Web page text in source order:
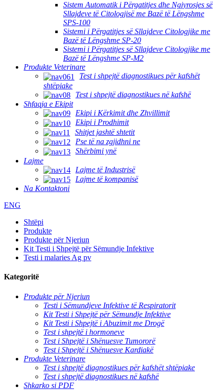
Sistem Automatik i Përgatitjes dhe Ngjyrosjes së
Sllajdeve të Citologjisë me Bazë të Lëngshme
SPS-100
Sistemi i Përgatitjes së Sllajdeve Citologjike me
Bazë të Lëngshme SP-20
Sistemi i Përgatitjes së Sllajdeve Citologjike me
Bazë të Lëngshme SP-M2
Produkte Veterinare
Test i shpejtë diagnostikues për kafshët
shtëpiake
Test i shpejtë diagnostikues në kafshë
Shfaqja e Ekipit
Ekipi i Kërkimit dhe Zhvillimit
Ekipi i Prodhimit
Shitjet jashtë shtetit
Pse të na zgjidhni ne
Shërbimi ynë
Lajme
Lajme të Industrisë
Lajme të kompanisë
Na Kontaktoni
ENG
Shtëpi
Produkte
Produkte për Njeriun
Kit Testi i Shpejtë për Sëmundje Infektive
Testi i malaries Ag pv
Kategoritë
Produkte për Njeriun
Testi i Sëmundjeve Infektive të Respiratorit
Kit Testi i Shpejtë për Sëmundje Infektive
Kit Testi i Shpejtë i Abuzimit me Drogë
Test i shpejtë i hormoneve
Test i Shpejtë i Shënuesve Tumororë
Test i Shpejtë i Shënuesve Kardiakë
Produkte Veterinare
Test i shpejtë diagnostikues për kafshët shtëpiake
Test i shpejtë diagnostikues në kafshë
Shkarko si PDF